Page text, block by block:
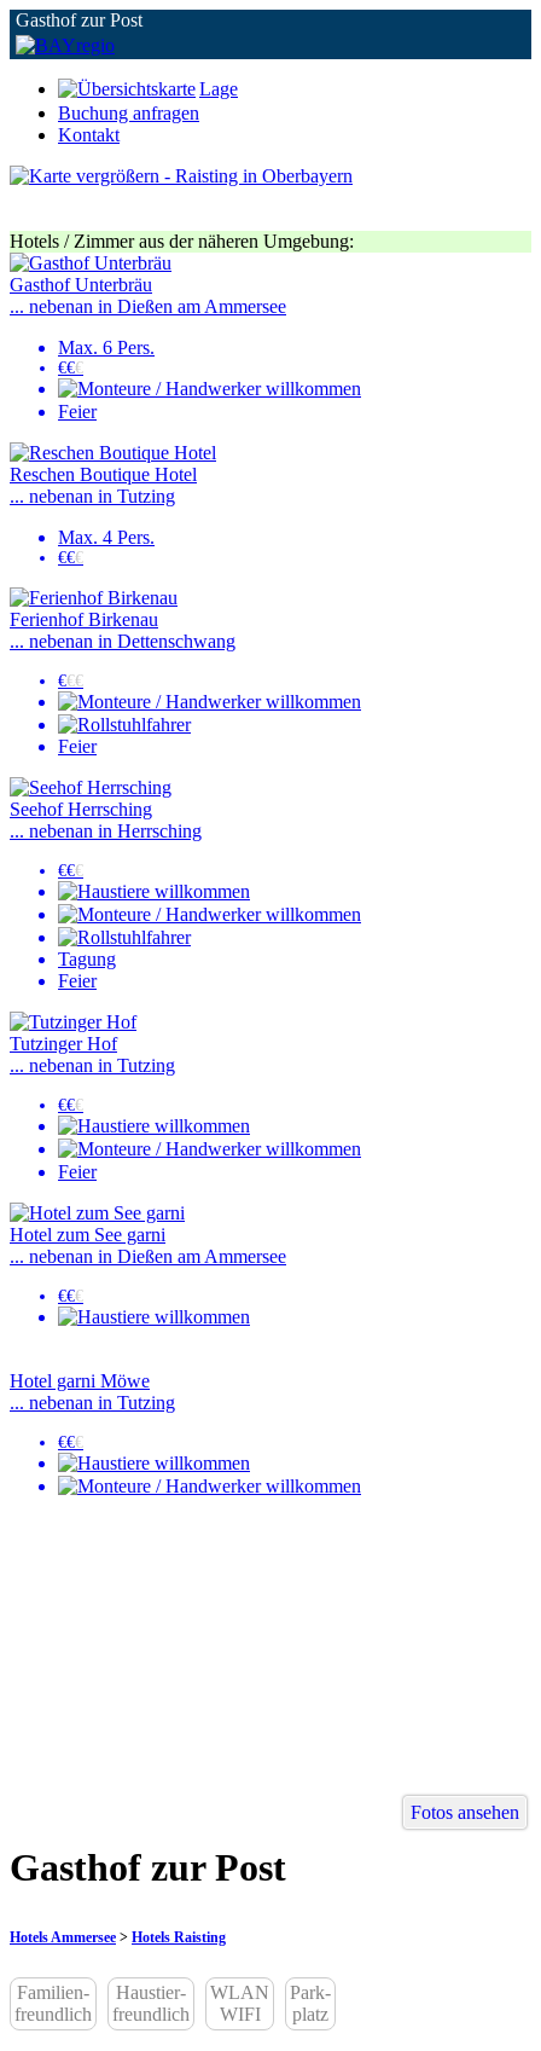
Gasthof zur Post
Lage
Buchung anfragen
Kontakt
Hotels / Zimmer aus der näheren Umgebung:
Gasthof Unterbräu
... nebenan in Dießen am Ammersee
Max. 6 Pers.
€€€
Feier
Reschen Boutique Hotel
... nebenan in Tutzing
Max. 4 Pers.
€€€
Ferienhof Birkenau
... nebenan in Dettenschwang
€€€
Feier
Seehof Herrsching
... nebenan in Herrsching
€€€
Tagung
Feier
Tutzinger Hof
... nebenan in Tutzing
€€€
Feier
Hotel zum See garni
... nebenan in Dießen am Ammersee
€€€
Hotel garni Möwe
... nebenan in Tutzing
€€€
Fotos ansehen
Gasthof zur Post
Hotels Ammersee > Hotels Raisting
Familien-
freundlich
Haustier-
freundlich
WLAN
WIFI
Park-
platz